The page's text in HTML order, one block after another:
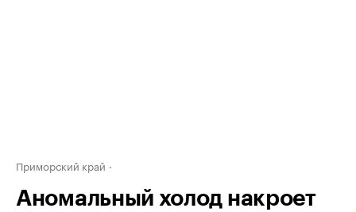
Приморский край
Аномальный холод накроет